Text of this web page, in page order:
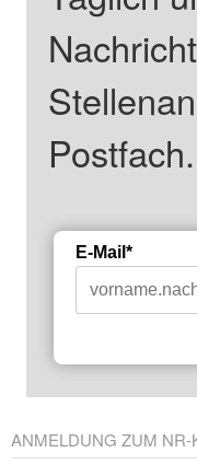
Postfach.
E-Mail*
ANMELDUNG ZUM